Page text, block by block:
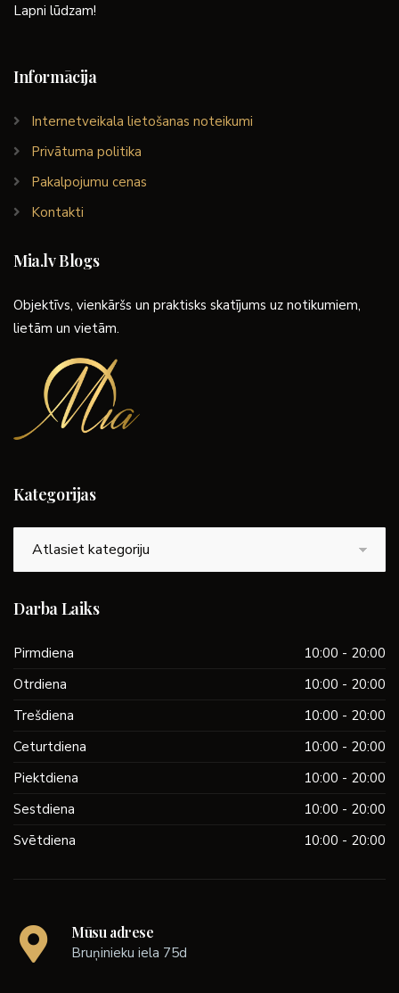
Lapni lūdzam!
Informācija
Internetveikala lietošanas noteikumi
Privātuma politika
Pakalpojumu cenas
Kontakti
Mia.lv Blogs
Objektīvs, vienkāršs un praktisks skatījums uz notikumiem,
lietām un vietām.
Kategorijas
Darba Laiks
Pirmdiena
10:00 - 20:00
Otrdiena
10:00 - 20:00
Trešdiena
10:00 - 20:00
Ceturtdiena
10:00 - 20:00
Piektdiena
10:00 - 20:00
Sestdiena
10:00 - 20:00
Svētdiena
10:00 - 20:00
Mūsu adrese
Bruņinieku iela 75d